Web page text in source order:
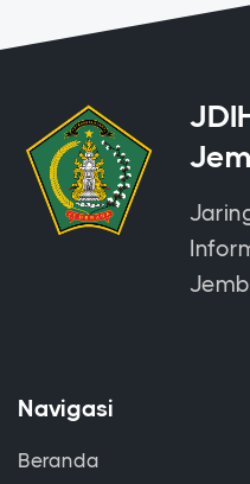
Navigasi
Beranda